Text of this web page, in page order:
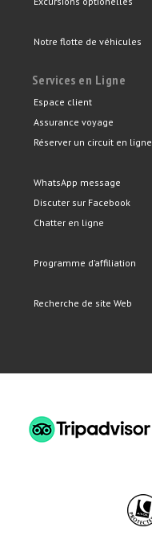
Notre flotte de véhicules
Services en Ligne
Espace client
Assurance voyage
Réserver un circuit en ligne
WhatsApp message
Discuter sur Facebook
Chatter en ligne
Programme d’affiliation
Recherche de site Web